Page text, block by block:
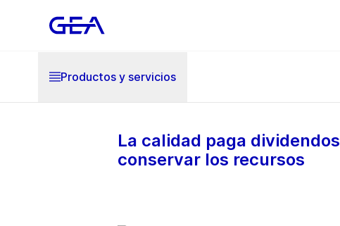
Productos y servicios
La calidad paga
conservar los recursos